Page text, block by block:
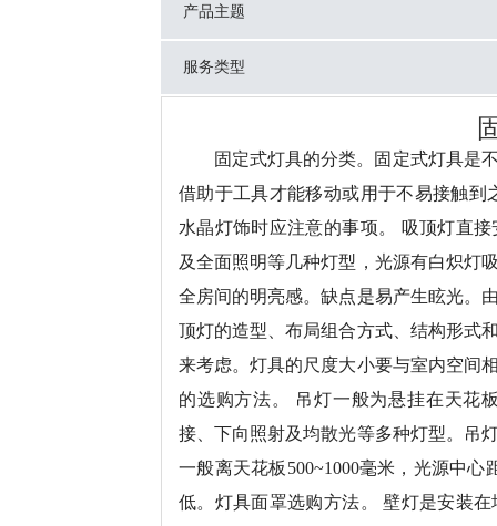
产品主题
服务类型
固定式灯具的分类。固定式灯具是
借助于工具才能移动或用于不易接触
水晶灯饰时应注意的事项。 吸顶灯直
及全面照明等几种灯型，光源有白炽灯
全房间的明亮感。缺点是易产生眩光。
顶灯的造型、布局组合方式、结构形式
来考虑。灯具的尺度大小要与室内空间
的选购方法。 吊灯一般为悬挂在天花
接、下向照射及均散光等多种灯型。吊
一般离天花板500~1000毫米，光源中
低。灯具面罩选购方法。 壁灯是安装